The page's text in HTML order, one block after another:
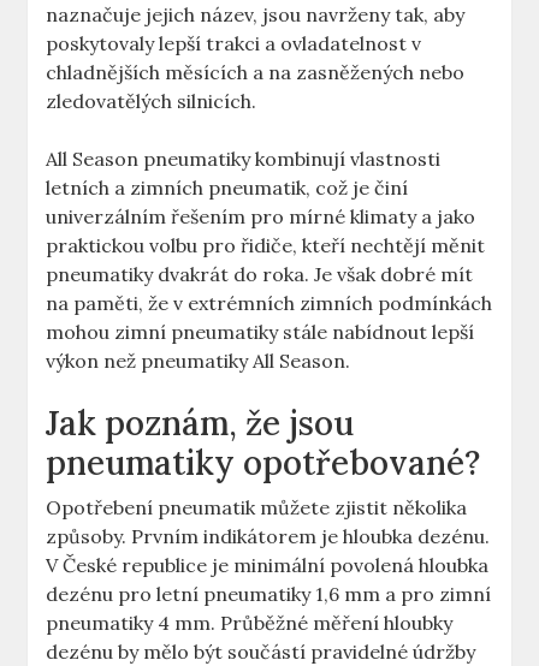
naznačuje jejich název, jsou navrženy tak, aby
poskytovaly lepší trakci a ovladatelnost v
chladnějších měsících a na zasněžených nebo
zledovatělých silnicích.
All Season pneumatiky kombinují vlastnosti
letních a zimních pneumatik, což je činí
univerzálním řešením pro mírné klimaty a jako
praktickou volbu pro řidiče, kteří nechtějí měnit
pneumatiky dvakrát do roka. Je však dobré mít
na paměti, že v extrémních zimních podmínkách
mohou zimní pneumatiky stále nabídnout lepší
výkon než pneumatiky All Season.
Jak poznám, že jsou
pneumatiky opotřebované?
Opotřebení pneumatik můžete zjistit několika
způsoby. Prvním indikátorem je hloubka dezénu.
V České republice je minimální povolená hloubka
dezénu pro letní pneumatiky 1,6 mm a pro zimní
pneumatiky 4 mm. Průběžné měření hloubky
dezénu by mělo být součástí pravidelné údržby